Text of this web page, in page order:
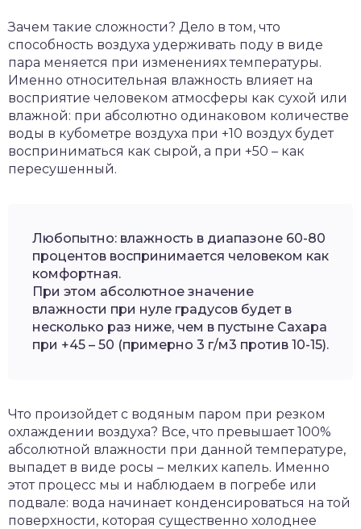
Зачем такие сложности? Дело в том, что
способность воздуха удерживать поду в виде
пара меняется при изменениях температуры.
Именно относительная влажность влияет на
восприятие человеком атмосферы как сухой или
влажной: при абсолютно одинаковом количестве
воды в кубометре воздуха при +10 воздух будет
восприниматься как сырой, а при +50 – как
пересушенный.
Любопытно: влажность в диапазоне 60-80
процентов воспринимается человеком как
комфортная.
При этом абсолютное значение
влажности при нуле градусов будет в
несколько раз ниже, чем в пустыне Сахара
при +45 – 50 (примерно 3 г/м3 против 10-15).
Что произойдет с водяным паром при резком
охлаждении воздуха? Все, что превышает 100%
абсолютной влажности при данной температуре,
выпадет в виде росы – мелких капель. Именно
этот процесс мы и наблюдаем в погребе или
подвале: вода начинает конденсироваться на той
поверхности, которая существенно холоднее